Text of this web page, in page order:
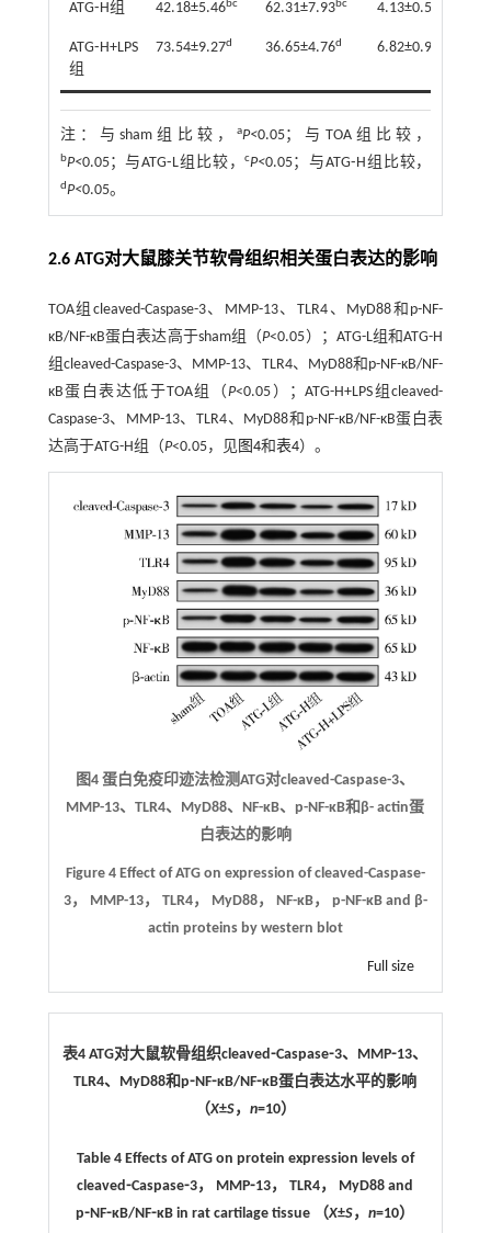
ATG⁃H组 42.18±5.46 bc 62.31±7.93bc 4.13±0.54
ATG⁃H+LPS
组
73.54±9.27d 36.65±4.76d 6.82±0.91
注： 与sham组比较，aP<0.05；与TOA组比较，
bP<0.05；与ATG⁃L组比较，cP<0.05；与ATG⁃H组比较，
dP<0.05。
2.6 ATG对大鼠膝关节软骨组织相关蛋白表达的影响
TOA组cleaved-Caspase-3、MMP-13、TLR4、MyD88和p-NF-
κB/NF-κB蛋白表达高于sham组（P<0.05）；ATG-L组和ATG-H
组cleaved-Caspase-3、MMP-13、TLR4、MyD88和p-NF-κB/NF-
κB蛋白表达低于TOA组（P<0.05）；ATG-H+LPS组cleaved-
Caspase-3、MMP-13、TLR4、MyD88和p-NF-κB/NF-κB蛋白表
达高于ATG-H组（P<0.05，见图4和表4）。
图4 蛋白免疫印迹法检测ATG对cleaved-Caspase-3、
MMP-13、TLR4、MyD88、NF-κB、p-NF-κB和β- actin蛋
白表达的影响
Figure 4 Effect of ATG on expression of cleaved-Caspase-
3， MMP-13， TLR4， MyD88， NF-κB， p-NF-κB and β-
actin proteins by western blot
Full size
表4 ATG对大鼠软骨组织cleaved⁃Caspase⁃3、MMP⁃13、
TLR4、MyD88和p⁃NF⁃κB/NF⁃κB蛋白表达水平的影响
（X±S， n=10）
Table 4 Effects of ATG on protein expression levels of
cleaved⁃Caspase⁃3， MMP⁃13， TLR4， MyD88 and
p⁃NF⁃κB/NF⁃κB in rat cartilage tissue （X±S，n=10）